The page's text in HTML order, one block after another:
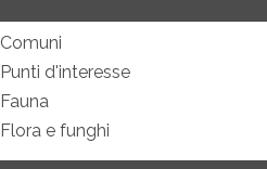
Comuni
Punti d'interesse
Fauna
Flora e funghi